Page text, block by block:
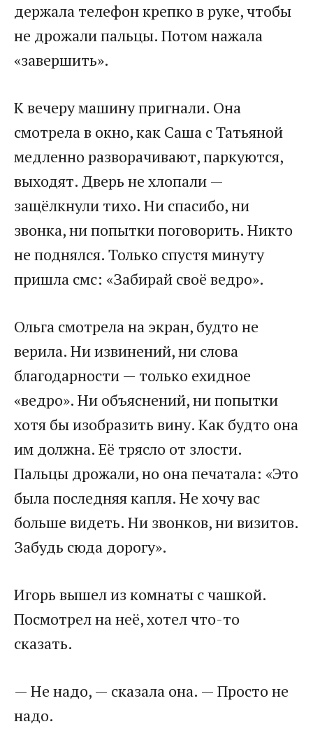
держала телефон крепко в руке, чтобы
не дрожали пальцы. Потом нажала
«завершить».
К вечеру машину пригнали. Она
смотрела в окно, как Саша с Татьяной
медленно разворачивают, паркуются,
выходят. Дверь не хлопали —
защёлкнули тихо. Ни спасибо, ни
звонка, ни попытки поговорить. Никто
не поднялся. Только спустя минуту
пришла смс: «Забирай своё ведро».
Ольга смотрела на экран, будто не
верила. Ни извинений, ни слова
благодарности — только ехидное
«ведро». Ни объяснений, ни попытки
хотя бы изобразить вину. Как будто она
им должна. Её трясло от злости.
Пальцы дрожали, но она печатала: «Это
была последняя капля. Не хочу вас
больше видеть. Ни звонков, ни визитов.
Забудь сюда дорогу».
Игорь вышел из комнаты с чашкой.
Посмотрел на неё, хотел что-то
сказать.
— Не надо, — сказала она. — Просто не
надо.